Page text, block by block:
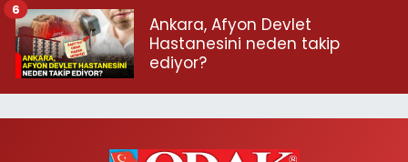
Ankara, Afyon Devlet
Hastanesini neden takip
ediyor?
6